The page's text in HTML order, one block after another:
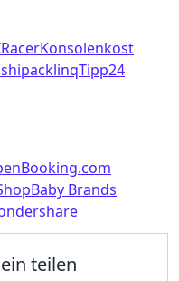
Konsolenkost
packlinqTipp24
Booking.com
Baby Brands
teilen